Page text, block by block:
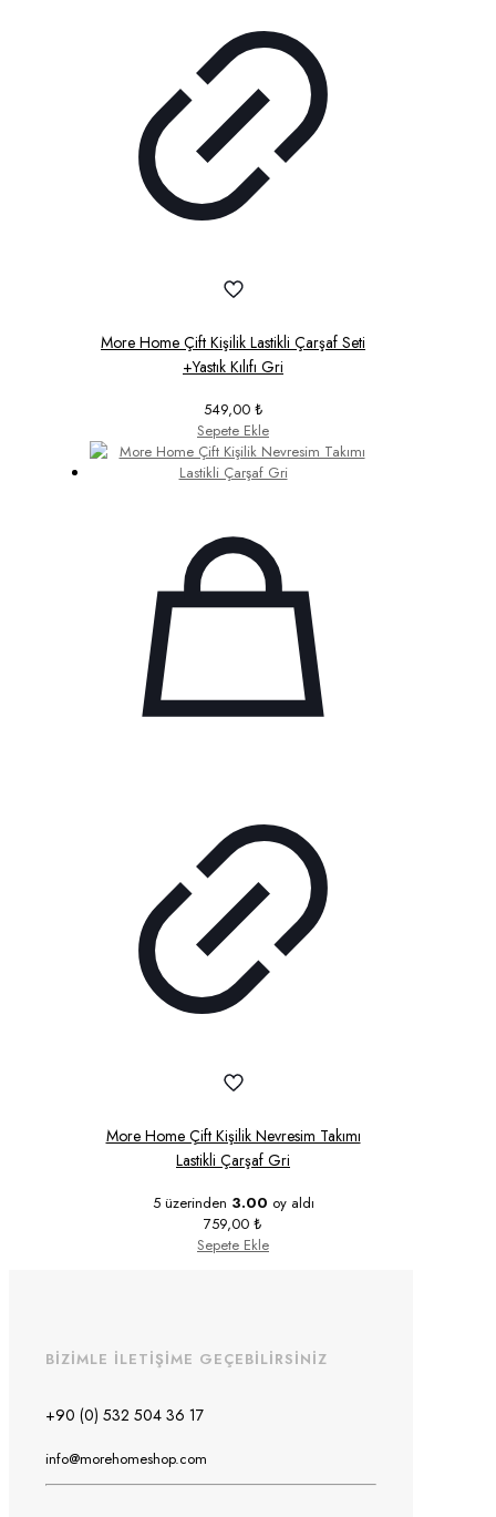
More Home Çift Kişilik Lastikli Çarşaf Seti
+Yastık Kılıfı Gri
549,00 ₺
Sepete Ekle
More Home Çift Kişilik Nevresim Takımı
Lastikli Çarşaf Gri
5 üzerinden 3.00 oy aldı
759,00 ₺
Sepete Ekle
BİZİMLE İLETİŞİME GEÇEBİLİRSİNİZ
+90 (0) 532 504 36 17
info@morehomeshop.com